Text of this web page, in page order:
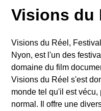
Visions du
Visions du Réel,
Nyon, est l'un des
domaine du film
Visions du Réel s'est
monde tel qu'il est
normal. Il offre une